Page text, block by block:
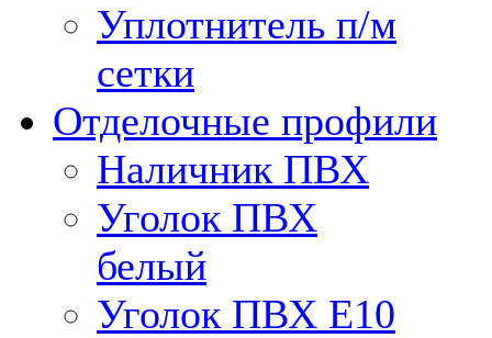
Уплотнитель п/м
сетки
Отделочные профили
Наличник ПВХ
Уголок ПВХ
белый
Уголок ПВХ Е10